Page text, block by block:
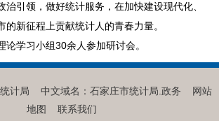
治引领，做好统计服务，在加快建设现代化、
的新征程上贡献统计人的青春力量。
论学习小组30余人参加研讨会。
统计局 中文域名：石家庄市统计局.政务
网站
地图
联系我们